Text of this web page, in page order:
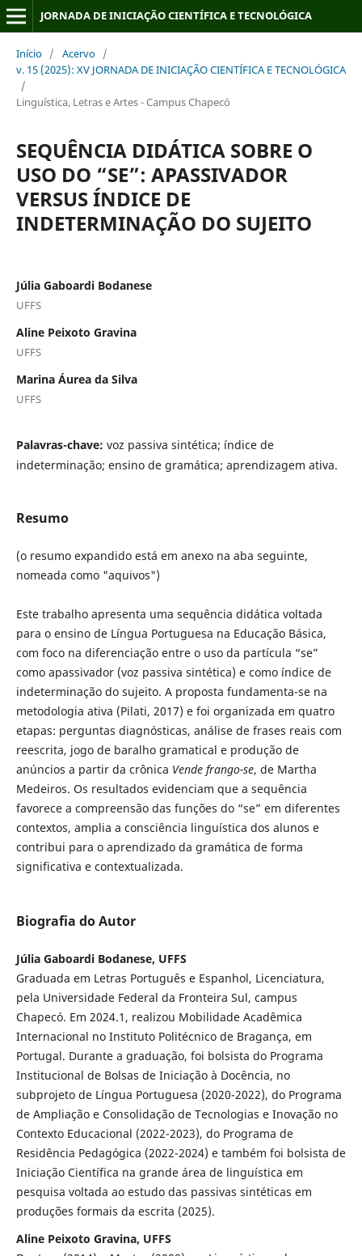
JORNADA DE INICIAÇÃO CIENTÍFICA E TECNOLÓGICA
Início / Acervo /
v. 15 (2025): XV JORNADA DE INICIAÇÃO CIENTÍFICA E TECNOLÓGICA
/
Linguística, Letras e Artes - Campus Chapecó
SEQUÊNCIA DIDÁTICA SOBRE O
USO DO “SE”: APASSIVADOR
VERSUS ÍNDICE DE
INDETERMINAÇÃO DO SUJEITO
Júlia Gaboardi Bodanese
UFFS
Aline Peixoto Gravina
UFFS
Marina Áurea da Silva
UFFS
Palavras-chave: voz passiva sintética; índice de
indeterminação; ensino de gramática; aprendizagem ativa.
Resumo
(o resumo expandido está em anexo na aba seguinte,
nomeada como "aquivos")
Este trabalho apresenta uma sequência didática voltada
para o ensino de Língua Portuguesa na Educação Básica,
com foco na diferenciação entre o uso da partícula “se”
como apassivador (voz passiva sintética) e como índice de
indeterminação do sujeito. A proposta fundamenta-se na
metodologia ativa (Pilati, 2017) e foi organizada em quatro
etapas: perguntas diagnósticas, análise de frases reais com
reescrita, jogo de baralho gramatical e produção de
anúncios a partir da crônica Vende frango-se, de Martha
Medeiros. Os resultados evidenciam que a sequência
favorece a compreensão das funções do “se” em diferentes
contextos, amplia a consciência linguística dos alunos e
contribui para o aprendizado da gramática de forma
significativa e contextualizada.
Biografia do Autor
Júlia Gaboardi Bodanese, UFFS
Graduada em Letras Português e Espanhol, Licenciatura,
pela Universidade Federal da Fronteira Sul, campus
Chapecó. Em 2024.1, realizou Mobilidade Acadêmica
Internacional no Instituto Politécnico de Bragança, em
Portugal. Durante a graduação, foi bolsista do Programa
Institucional de Bolsas de Iniciação à Docência, no
subprojeto de Língua Portuguesa (2020-2022), do Programa
de Ampliação e Consolidação de Tecnologias e Inovação no
Contexto Educacional (2022-2023), do Programa de
Residência Pedagógica (2022-2024) e também foi bolsista de
Iniciação Científica na grande área de linguística em
pesquisa voltada ao estudo das passivas sintéticas em
produções formais da escrita (2025).
Aline Peixoto Gravina, UFFS